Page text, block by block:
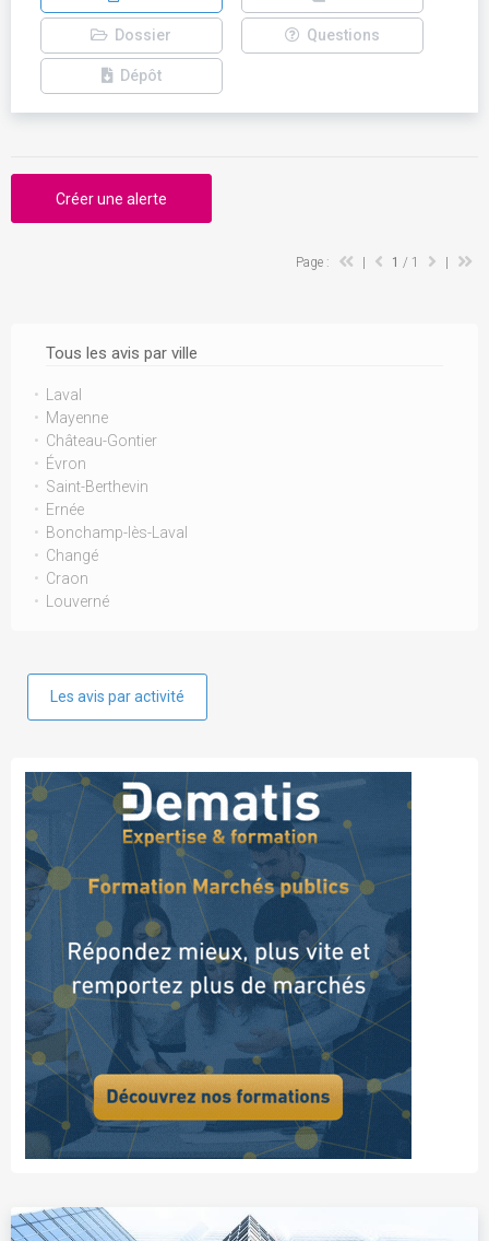
Tous les avis par ville
Laval
Mayenne
Château-Gontier
Évron
Saint-Berthevin
Ernée
Bonchamp-lès-Laval
Changé
Craon
Louverné
Les avis par activité
Dossier Questions
Dépôt
Créer une alerte
Page : 1 / 1